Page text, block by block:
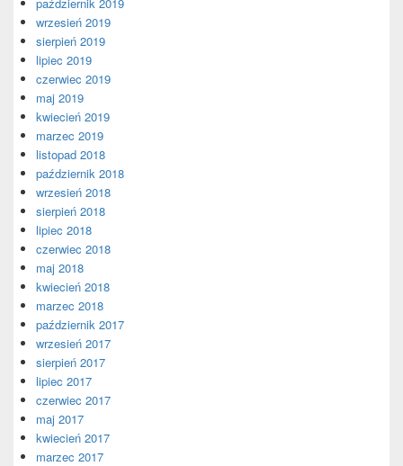
wrzesień 2019
sierpień 2019
lipiec 2019
czerwiec 2019
maj 2019
kwiecień 2019
marzec 2019
listopad 2018
październik 2018
wrzesień 2018
sierpień 2018
lipiec 2018
czerwiec 2018
maj 2018
kwiecień 2018
marzec 2018
październik 2017
wrzesień 2017
sierpień 2017
lipiec 2017
czerwiec 2017
maj 2017
kwiecień 2017
marzec 2017